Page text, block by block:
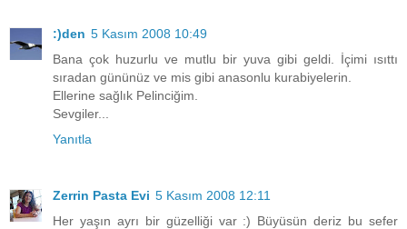
:)den 5 Kasım 2008 10:49
Bana çok huzurlu ve mutlu bir yuva gibi geldi. İçimi ısıttı
sıradan gününüz ve mis gibi anasonlu kurabiyelerin.
Ellerine sağlık Pelinciğim.
Sevgiler...
Yanıtla
Zerrin Pasta Evi 5 Kasım 2008 12:11
Her yaşın ayrı bir güzelliği var :) Büyüsün deriz bu sefer